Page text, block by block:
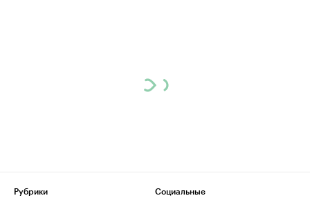
Рубрики
Социальные